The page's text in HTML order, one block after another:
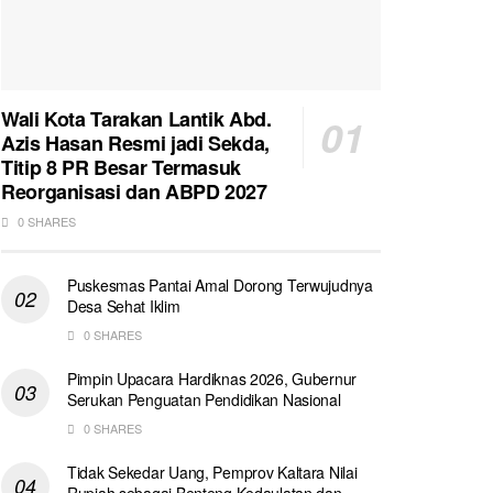
Wali Kota Tarakan Lantik Abd.
Azis Hasan Resmi jadi Sekda,
Titip 8 PR Besar Termasuk
Reorganisasi dan ABPD 2027
0 SHARES
Puskesmas Pantai Amal Dorong Terwujudnya
Desa Sehat Iklim
0 SHARES
Pimpin Upacara Hardiknas 2026, Gubernur
Serukan Penguatan Pendidikan Nasional
0 SHARES
Tidak Sekedar Uang, Pemprov Kaltara Nilai